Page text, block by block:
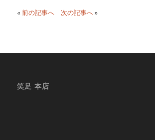
«前の記事へ 次の記事へ»
笑足 本店